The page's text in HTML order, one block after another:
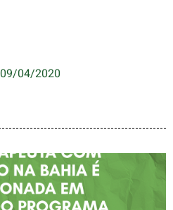
09/04/2020